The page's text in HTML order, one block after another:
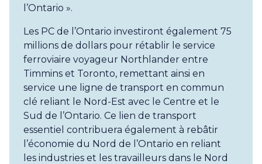
l’Ontario ».
Les PC de l’Ontario investiront également 75
millions de dollars pour rétablir le service
ferroviaire voyageur Northlander entre
Timmins et Toronto, remettant ainsi en
service une ligne de transport en commun
clé reliant le Nord-Est avec le Centre et le
Sud de l’Ontario. Ce lien de transport
essentiel contribuera également à rebâtir
l’économie du Nord de l’Ontario en reliant
les industries et les travailleurs dans le Nord